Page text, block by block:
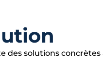
des solutions